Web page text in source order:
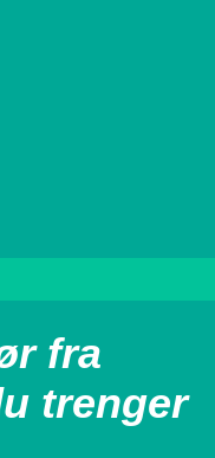
fra
trenger